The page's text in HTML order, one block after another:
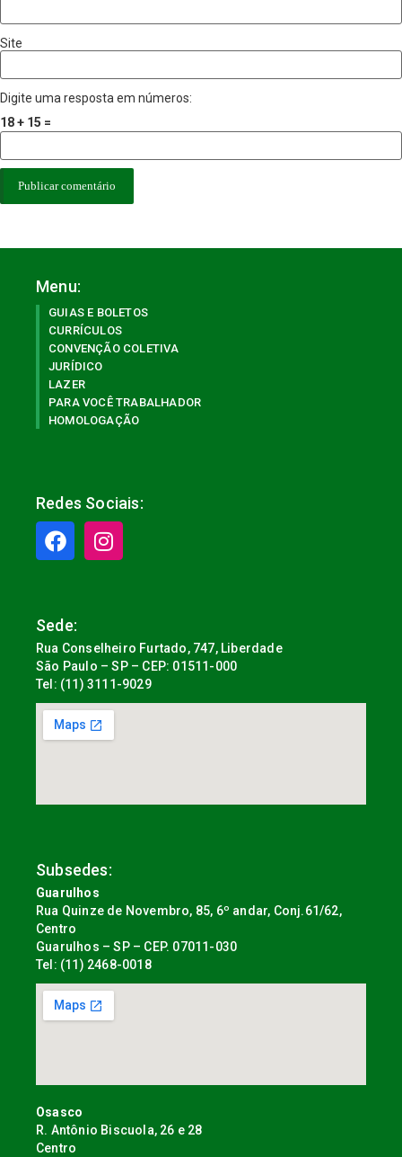
Site
Digite uma resposta em números:
18 + 15 =
Menu:
GUIAS E BOLETOS
CURRÍCULOS
CONVENÇÃO COLETIVA
JURÍDICO
LAZER
PARA VOCÊ TRABALHADOR
HOMOLOGAÇÃO
Redes Sociais:
Sede:
Rua Conselheiro Furtado, 747, Liberdade
São Paulo – SP – CEP: 01511-000
Tel: (11) 3111-9029
Subsedes:
Guarulhos
Rua Quinze de Novembro, 85, 6º andar, Conj.61/62,
Centro
Guarulhos – SP – CEP. 07011-030
Tel: (11) 2468-0018
Osasco
R. Antônio Biscuola, 26 e 28
Centro